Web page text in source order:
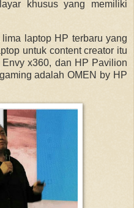
khusus yang memiliki
laptop HP terbaru yang
untuk content creator itu
x360, dan HP Pavilion
adalah OMEN by HP